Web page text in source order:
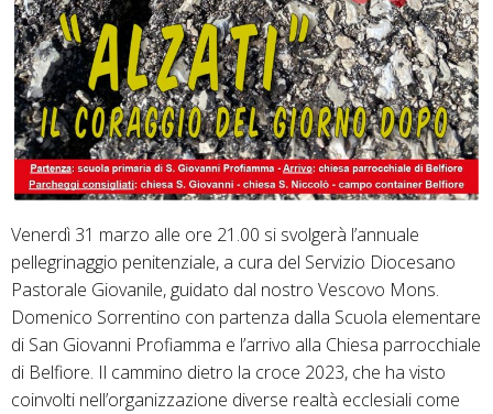
Venerdì 31 marzo alle ore 21.00 si svolgerà l’annuale
pellegrinaggio penitenziale, a cura del Servizio Diocesano
Pastorale Giovanile, guidato dal nostro Vescovo Mons.
Domenico Sorrentino con partenza dalla Scuola elementare
di San Giovanni Profiamma e l’arrivo alla Chiesa parrocchiale
di Belfiore. Il cammino dietro la croce 2023, che ha visto
coinvolti nell’organizzazione diverse realtà ecclesiali come